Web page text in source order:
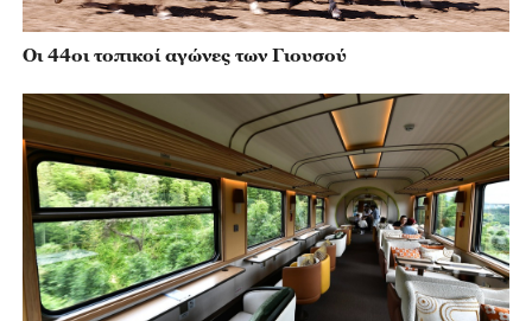
Οι 44οι τοπικοί αγώνες των Γιουσού